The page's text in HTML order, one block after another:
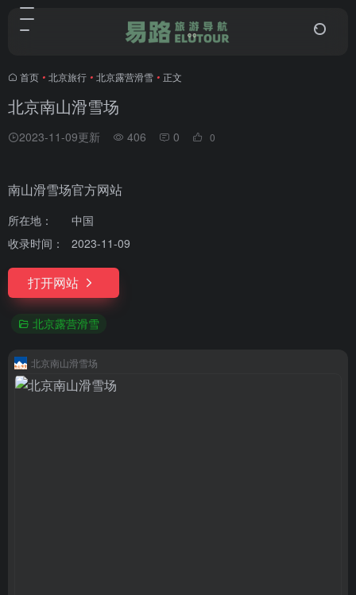
首页 • 北京旅行 • 北京露营滑雪 • 正文
北京南山滑雪场
2023-11-09更新 406 0 0
南山滑雪场官方网站
所在地：
中国
收录时间：
2023-11-09
打开网站
北京露营滑雪
北京南山滑雪场